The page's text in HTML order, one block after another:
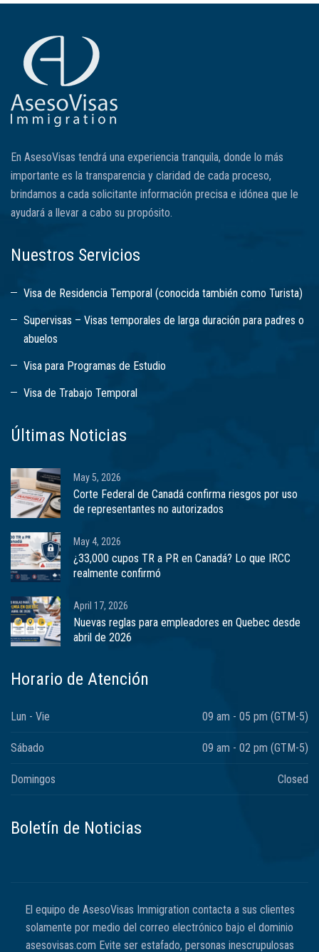
En AsesoVisas tendrá una experiencia tranquila, donde lo más
importante es la transparencia y claridad de cada proceso,
brindamos a cada solicitante información precisa e idónea que le
ayudará a llevar a cabo su propósito.
Nuestros Servicios
Visa de Residencia Temporal (conocida también como Turista)
Supervisas – Visas temporales de larga duración para padres o
abuelos
Visa para Programas de Estudio
Visa de Trabajo Temporal
Últimas Noticias
May 5, 2026
Corte Federal de Canadá confirma riesgos por uso
de representantes no autorizados
May 4, 2026
¿33,000 cupos TR a PR en Canadá? Lo que IRCC
realmente confirmó
April 17, 2026
Nuevas reglas para empleadores en Quebec desde
abril de 2026
Horario de Atención
Lun - Vie 09 am - 05 pm (GTM-5)
Sábado 09 am - 02 pm (GTM-5)
Domingos Closed
Boletín de Noticias
El equipo de AsesoVisas Immigration contacta a sus clientes
solamente por medio del correo electrónico bajo el dominio
asesovisas.com Evite ser estafado, personas inescrupulosas